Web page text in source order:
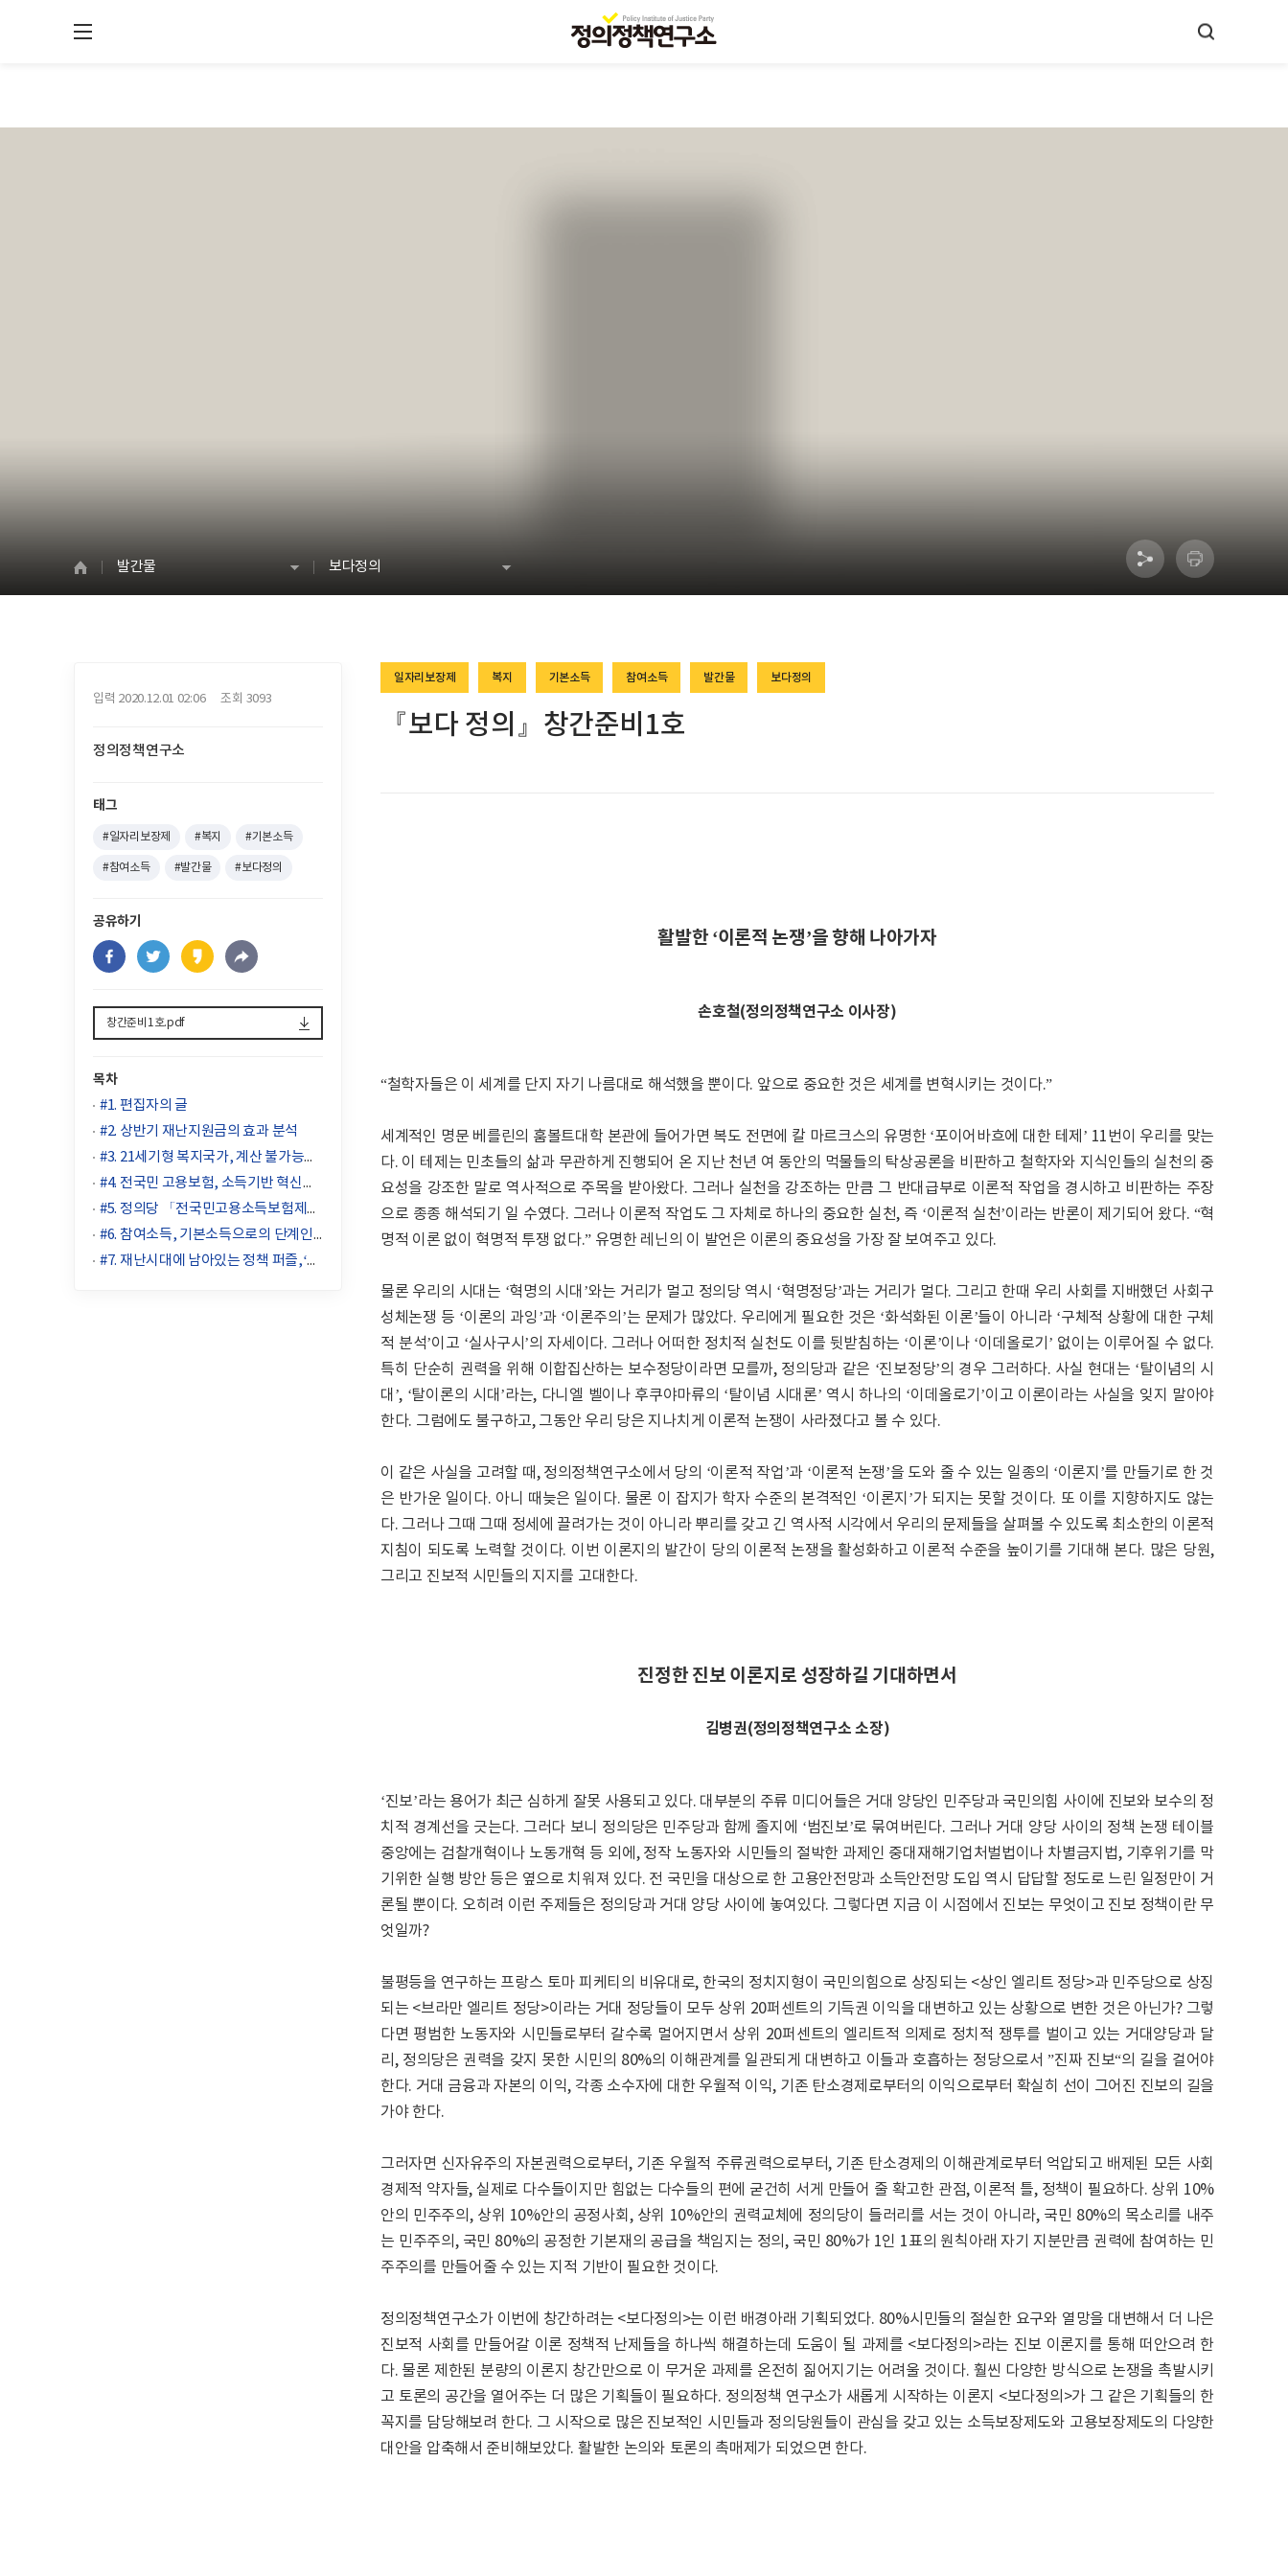
발간물 보다정의
일자리보장제 복지 기본소득 참여소득 발간물 보다정의
『보다 정의』창간준비1호
입력 2020.12.01 02:06 조회 3093
정의정책연구소
태그
#일자리보장제 #복지 #기본소득
#참여소득 #발간물 #보다정의
공유하기
창간준비1호.pdf
목차
#1. 편집자의 글
#2. 상반기 재난지원금의 효과 분석
#3. 21세기형 복지국가, 계산 불가능한 위험에 대한 인식:
#4. 전국민 고용보험, 소득기반 혁신복지체제의 첫 관문
#5. 정의당 「전국민고용소득보험제」 도입 방안 소개
#6. 참여소득, 기본소득으로의 단계인가 사회적 경제의 실현인가
#7. 재난시대에 남아있는 정책 퍼즐,‘고용보장제’
활발한 ‘이론적 논쟁’을 향해 나아가자
손호철(정의정책연구소 이사장)
“철학자들은 이 세계를 단지 자기 나름대로 해석했을 뿐이다. 앞으로 중요한 것은 세계를 변혁시키는 것이다.”
세계적인 명문 베를린의 훔볼트대학 본관에 들어가면 복도 전면에 칼 마르크스의 유명한 ‘포이어바흐에 대한 테제’ 11번이 우리를 맞는
다. 이 테제는 민초들의 삶과 무관하게 진행되어 온 지난 천년 여 동안의 먹물들의 탁상공론을 비판하고 철학자와 지식인들의 실천의 중
요성을 강조한 말로 역사적으로 주목을 받아왔다. 그러나 실천을 강조하는 만큼 그 반대급부로 이론적 작업을 경시하고 비판하는 주장
으로 종종 해석되기 일 수였다. 그러나 이론적 작업도 그 자체로 하나의 중요한 실천, 즉 ‘이론적 실천’이라는 반론이 제기되어 왔다. “혁
명적 이론 없이 혁명적 투쟁 없다.” 유명한 레닌의 이 발언은 이론의 중요성을 가장 잘 보여주고 있다.
물론 우리의 시대는 ‘혁명의 시대’와는 거리가 멀고 정의당 역시 ‘혁명정당’과는 거리가 멀다. 그리고 한때 우리 사회를 지배했던 사회구
성체논쟁 등 ‘이론의 과잉’과 ‘이론주의’는 문제가 많았다. 우리에게 필요한 것은 ‘화석화된 이론’들이 아니라 ‘구체적 상황에 대한 구체
적 분석’이고 ‘실사구시’의 자세이다. 그러나 어떠한 정치적 실천도 이를 뒷받침하는 ‘이론’이나 ‘이데올로기’ 없이는 이루어질 수 없다.
특히 단순히 권력을 위해 이합집산하는 보수정당이라면 모를까, 정의당과 같은 ‘진보정당’의 경우 그러하다. 사실 현대는 ‘탈이념의 시
대’, ‘탈이론의 시대’라는, 다니엘 벨이나 후쿠야마류의 ‘탈이념 시대론’ 역시 하나의 ‘이데올로기’이고 이론이라는 사실을 잊지 말아야
한다. 그럼에도 불구하고, 그동안 우리 당은 지나치게 이론적 논쟁이 사라졌다고 볼 수 있다.
이 같은 사실을 고려할 때, 정의정책연구소에서 당의 ‘이론적 작업’과 ‘이론적 논쟁’을 도와 줄 수 있는 일종의 ‘이론지’를 만들기로 한 것
은 반가운 일이다. 아니 때늦은 일이다. 물론 이 잡지가 학자 수준의 본격적인 ‘이론지’가 되지는 못할 것이다. 또 이를 지향하지도 않는
다. 그러나 그때 그때 정세에 끌려가는 것이 아니라 뿌리를 갖고 긴 역사적 시각에서 우리의 문제들을 살펴볼 수 있도록 최소한의 이론적
지침이 되도록 노력할 것이다. 이번 이론지의 발간이 당의 이론적 논쟁을 활성화하고 이론적 수준을 높이기를 기대해 본다. 많은 당원,
그리고 진보적 시민들의 지지를 고대한다.
진정한 진보 이론지로 성장하길 기대하면서
김병권(정의정책연구소 소장)
‘진보’라는 용어가 최근 심하게 잘못 사용되고 있다. 대부분의 주류 미디어들은 거대 양당인 민주당과 국민의힘 사이에 진보와 보수의 정
치적 경계선을 긋는다. 그러다 보니 정의당은 민주당과 함께 졸지에 ‘범진보’로 묶여버린다. 그러나 거대 양당 사이의 정책 논쟁 테이블
중앙에는 검찰개혁이나 노동개혁 등 외에, 정작 노동자와 시민들의 절박한 과제인 중대재해기업처벌법이나 차별금지법, 기후위기를 막
기위한 실행 방안 등은 옆으로 치워져 있다. 전 국민을 대상으로 한 고용안전망과 소득안전망 도입 역시 답답할 정도로 느린 일정만이 거
론될 뿐이다. 오히려 이런 주제들은 정의당과 거대 양당 사이에 놓여있다. 그렇다면 지금 이 시점에서 진보는 무엇이고 진보 정책이란 무
엇일까?
불평등을 연구하는 프랑스 토마 피케티의 비유대로, 한국의 정치지형이 국민의힘으로 상징되는 <상인 엘리트 정당>과 민주당으로 상징
되는 <브라만 엘리트 정당>이라는 거대 정당들이 모두 상위 20퍼센트의 기득권 이익을 대변하고 있는 상황으로 변한 것은 아닌가? 그렇
다면 평범한 노동자와 시민들로부터 갈수록 멀어지면서 상위 20퍼센트의 엘리트적 의제로 정치적 쟁투를 벌이고 있는 거대양당과 달
리, 정의당은 권력을 갖지 못한 시민의 80%의 이해관계를 일관되게 대변하고 이들과 호흡하는 정당으로서 ”진짜 진보“의 길을 걸어야
한다. 거대 금융과 자본의 이익, 각종 소수자에 대한 우월적 이익, 기존 탄소경제로부터의 이익으로부터 확실히 선이 그어진 진보의 길을
가야 한다.
그러자면 신자유주의 자본권력으로부터, 기존 우월적 주류권력으로부터, 기존 탄소경제의 이해관계로부터 억압되고 배제된 모든 사회
경제적 약자들, 실제로 다수들이지만 힘없는 다수들의 편에 굳건히 서게 만들어 줄 확고한 관점, 이론적 틀, 정책이 필요하다. 상위 10%
안의 민주주의, 상위 10%안의 공정사회, 상위 10%안의 권력교체에 정의당이 들러리를 서는 것이 아니라, 국민 80%의 목소리를 내주
는 민주주의, 국민 80%의 공정한 기본재의 공급을 책임지는 정의, 국민 80%가 1인 1표의 원칙아래 자기 지분만큼 권력에 참여하는 민
주주의를 만들어줄 수 있는 지적 기반이 필요한 것이다.
정의정책연구소가 이번에 창간하려는 <보다정의>는 이런 배경아래 기획되었다. 80%시민들의 절실한 요구와 열망을 대변해서 더 나은
진보적 사회를 만들어갈 이론 정책적 난제들을 하나씩 해결하는데 도움이 될 과제를 <보다정의>라는 진보 이론지를 통해 떠안으려 한
다. 물론 제한된 분량의 이론지 창간만으로 이 무거운 과제를 온전히 짊어지기는 어려울 것이다. 훨씬 다양한 방식으로 논쟁을 촉발시키
고 토론의 공간을 열어주는 더 많은 기획들이 필요하다. 정의정책 연구소가 새롭게 시작하는 이론지 <보다정의>가 그 같은 기획들의 한
꼭지를 담당해보려 한다. 그 시작으로 많은 진보적인 시민들과 정의당원들이 관심을 갖고 있는 소득보장제도와 고용보장제도의 다양한
대안을 압축해서 준비해보았다. 활발한 논의와 토론의 촉매제가 되었으면 한다.